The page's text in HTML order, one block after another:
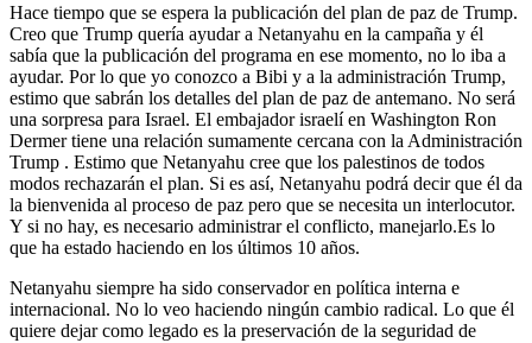
Hace tiempo que se espera la publicación del plan de paz de Trump.
Creo que Trump quería ayudar a Netanyahu en la campaña y él
sabía que la publicación del programa en ese momento, no lo iba a
ayudar. Por lo que yo conozco a Bibi y a la administración Trump,
estimo que sabrán los detalles del plan de paz de antemano. No será
una sorpresa para Israel. El embajador israelí en Washington Ron
Dermer tiene una relación sumamente cercana con la Administración
Trump . Estimo que Netanyahu cree que los palestinos de todos
modos rechazarán el plan. Si es así, Netanyahu podrá decir que él da
la bienvenida al proceso de paz pero que se necesita un interlocutor.
Y si no hay, es necesario administrar el conflicto, manejarlo.Es lo
que ha estado haciendo en los últimos 10 años.
Netanyahu siempre ha sido conservador en política interna e
internacional. No lo veo haciendo ningún cambio radical. Lo que él
quiere dejar como legado es la preservación de la seguridad de